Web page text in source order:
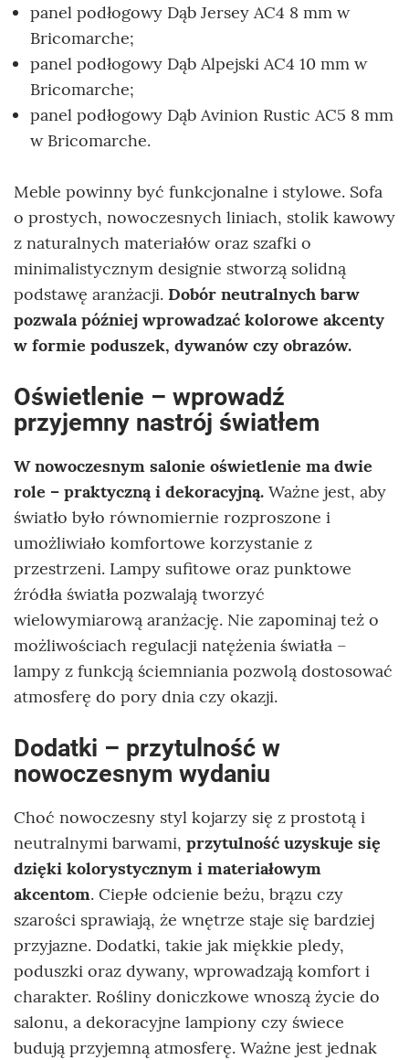
panel podłogowy Dąb Jersey AC4 8 mm w
Bricomarche;
panel podłogowy Dąb Alpejski AC4 10 mm w
Bricomarche;
panel podłogowy Dąb Avinion Rustic AC5 8 mm
w Bricomarche.
Meble powinny być funkcjonalne i stylowe. Sofa
o prostych, nowoczesnych liniach, stolik kawowy
z naturalnych materiałów oraz szafki o
minimalistycznym designie stworzą solidną
podstawę aranżacji. Dobór neutralnych barw
pozwala później wprowadzać kolorowe akcenty
w formie poduszek, dywanów czy obrazów.
Oświetlenie – wprowadź
przyjemny nastrój światłem
W nowoczesnym salonie oświetlenie ma dwie
role – praktyczną i dekoracyjną. Ważne jest, aby
światło było równomiernie rozproszone i
umożliwiało komfortowe korzystanie z
przestrzeni. Lampy sufitowe oraz punktowe
źródła światła pozwalają tworzyć
wielowymiarową aranżację. Nie zapominaj też o
możliwościach regulacji natężenia światła –
lampy z funkcją ściemniania pozwolą dostosować
atmosferę do pory dnia czy okazji.
Dodatki – przytulność w
nowoczesnym wydaniu
Choć nowoczesny styl kojarzy się z prostotą i
neutralnymi barwami, przytulność uzyskuje się
dzięki kolorystycznym i materiałowym
akcentom. Ciepłe odcienie beżu, brązu czy
szarości sprawiają, że wnętrze staje się bardziej
przyjazne. Dodatki, takie jak miękkie pledy,
poduszki oraz dywany, wprowadzają komfort i
charakter. Rośliny doniczkowe wnoszą życie do
salonu, a dekoracyjne lampiony czy świece
budują przyjemną atmosferę. Ważne jest jednak